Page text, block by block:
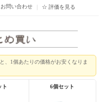
問い合わせ ｜ ☆ 評価を見る
、1個あたりの価格がお安くなりま
ト 6個セット